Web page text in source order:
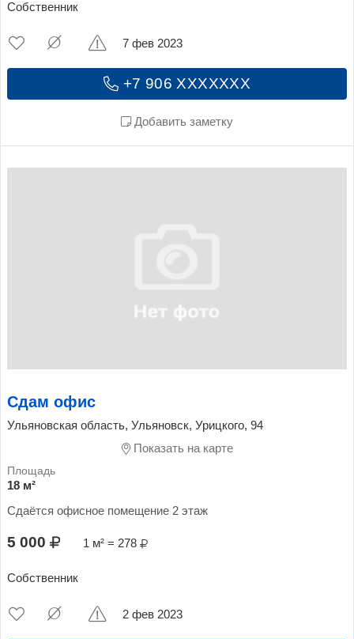
Собственник
+7 906 XXXXXXX
Добавить заметку
7 фев 2023
Сдам офис
Ульяновская область, Ульяновск, Урицкого, 94
Показать на карте
18 м²
Сдаётся офисное помещение 2 этаж
5 000 1 м² = 278
Собственник
2 фев 2023